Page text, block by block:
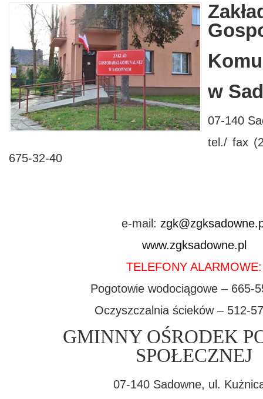
w
07-140
tel./ fax
675-32-40
e-mail:
www.zgksadowne.pl
TELEFONY ALARMOWE:
Pogotowie wodociągowe – 665-
Oczyszczalnia ścieków – 512-
GMINNY OŚRODEK
SPOŁECZNEJ
07-140 Sadowne, ul.